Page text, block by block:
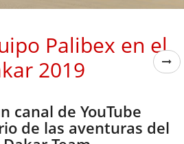
Palibex en el
2019
canal de YouTube
de las aventuras del